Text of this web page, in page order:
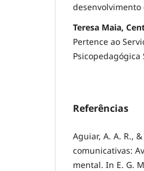
desenvolvimento
Teresa Maia,
Pertence ao
Psicopedagógica
Referências
Aguiar, A. A. R.,
comunicativas:
mental. In E. G.